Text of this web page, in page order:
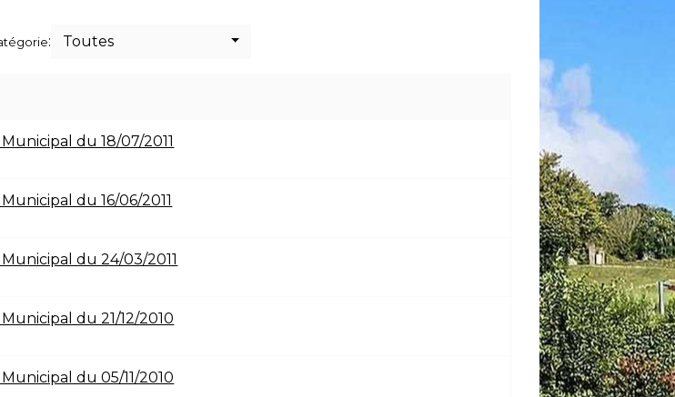
: Toutes
du 18/07/2011
du 16/06/2011
du 24/03/2011
du 21/12/2010
du 05/11/2010